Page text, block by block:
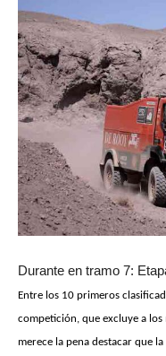
Durante en tramo 7:
Entre los 10 primeros
competición, que excluye a los
merece la pena destacar que